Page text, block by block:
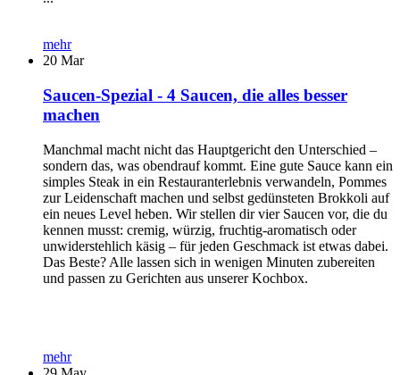
mehr
20 Mar
Saucen-Spezial - 4 Saucen, die alles besser
machen
Manchmal macht nicht das Hauptgericht den Unterschied –
sondern das, was obendrauf kommt. Eine gute Sauce kann ein
simples Steak in ein Restauranterlebnis verwandeln, Pommes
zur Leidenschaft machen und selbst gedünsteten Brokkoli auf
ein neues Level heben. Wir stellen dir vier Saucen vor, die du
kennen musst: cremig, würzig, fruchtig-aromatisch oder
unwiderstehlich käsig – für jeden Geschmack ist etwas dabei.
Das Beste? Alle lassen sich in wenigen Minuten zubereiten
und passen zu Gerichten aus unserer Kochbox.
mehr